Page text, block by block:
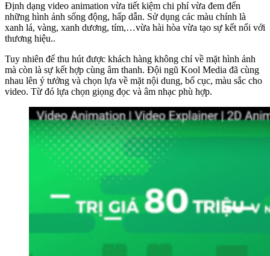
Định dạng video animation vừa tiết kiệm chi phí vừa đem đến
những hình ảnh sống động, hấp dẫn. Sử dụng các màu chính là
xanh lá, vàng, xanh dương, tím,…vừa hài hòa vừa tạo sự kết nối với
thương hiệu..
Tuy nhiên để thu hút được khách hàng không chỉ về mặt hình ảnh
mà còn là sự kết hợp cùng âm thanh. Đội ngũ Kool Media đã cùng
nhau lên ý tưởng và chọn lựa về mặt nội dung, bố cục, màu sắc cho
video. Từ đó lựa chọn giọng đọc và âm nhạc phù hợp.